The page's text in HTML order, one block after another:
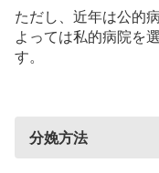
ただし、近年は公的
よっては私的病院を
す。
分娩方法